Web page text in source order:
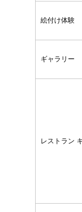
絵付け体験
ギャラリー
レストラン